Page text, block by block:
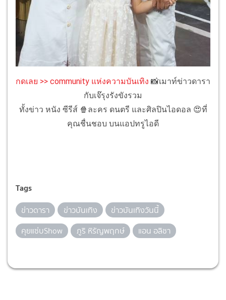
กดเลย >> community แห่งความบันเทิง 📸เมาท์ข่าวดารา
กับเจ๊รุงรังขังรวม
ทั้งข่าว หนัง ซีรีส์ 🍿ละคร ดนตรี และศิลปินไอดอล 😍ที่
คุณชื่นชอบ บนแอปทรูไอดี
Tags
ข่าวดารา ข่าวบันเทิง
ข่าวบันเทิงวันนี้
คุยแซ่บShow
ภูริ หิรัญพฤกษ์ แอน อลิชา